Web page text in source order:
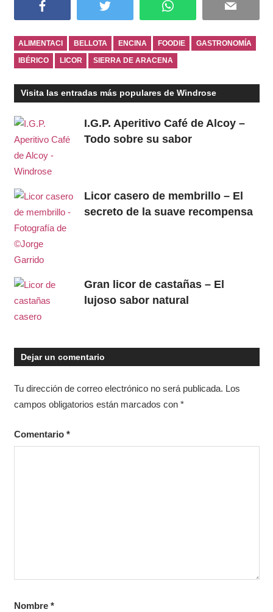
Twitter WhatsApp Email
ALIMENTACI BELLOTA ENCINA FOODIE GASTRONOMÍA
IBÉRICO LICOR SIERRA DE ARACENA
Visita las entradas más populares de Windrose
I.G.P. Aperitivo Café de Alcoy –
Todo sobre su sabor
Licor casero de membrillo – El
secreto de la suave recompensa
Gran licor de castañas – El
lujoso sabor natural
Dejar un comentario
Tu dirección de correo electrónico no será publicada. Los
campos obligatorios están marcados con *
Comentario *
Nombre *